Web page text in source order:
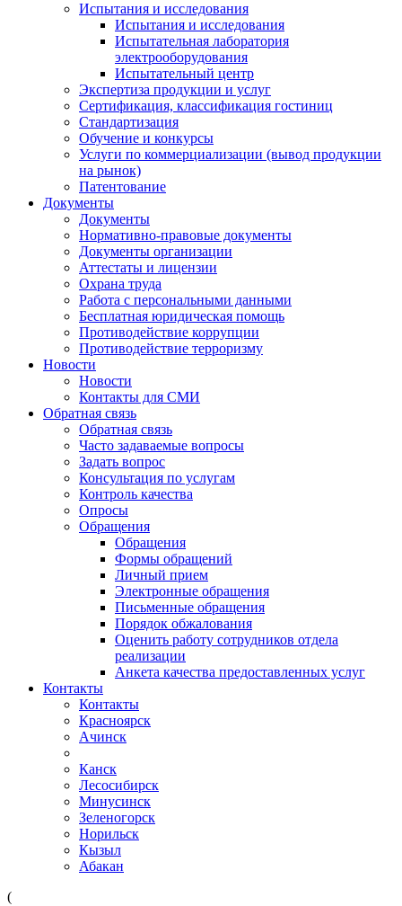
Испытания и исследования
Испытания и исследования
Испытательная лаборатория
электрооборудования
Испытательный центр
Экспертиза продукции и услуг
Сертификация, классификация гостиниц
Стандартизация
Обучение и конкурсы
Услуги по коммерциализации (вывод продукции
на рынок)
Патентование
Документы
Документы
Нормативно-правовые документы
Документы организации
Аттестаты и лицензии
Охрана труда
Работа с персональными данными
Бесплатная юридическая помощь
Противодействие коррупции
Противодействие терроризму
Новости
Новости
Контакты для СМИ
Обратная связь
Обратная связь
Часто задаваемые вопросы
Задать вопрос
Консультация по услугам
Контроль качества
Опросы
Обращения
Обращения
Формы обращений
Личный прием
Электронные обращения
Письменные обращения
Порядок обжалования
Оценить работу сотрудников отдела
реализации
Анкета качества предоставленных услуг
Контакты
Контакты
Красноярск
Ачинск
Канск
Лесосибирск
Минусинск
Зеленогорск
Норильск
Кызыл
Абакан
(